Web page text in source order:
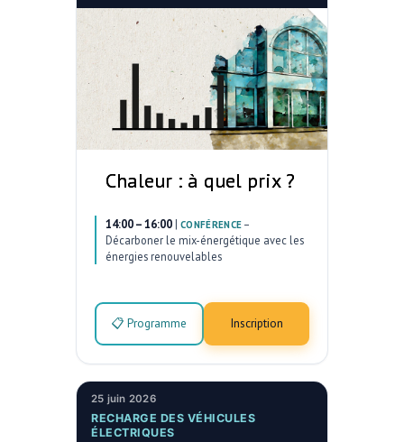
Chaleur : à quel prix ?
14:00 – 16:00 | CONFÉRENCE –
Décarboner le mix-énergétique avec les
énergies renouvelables
📋 Programme Inscription
25 juin 2026
RECHARGE DES VÉHICULES
ÉLECTRIQUES